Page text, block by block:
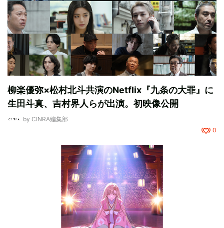
柳楽優弥×松村北斗共演のNetflix『九条の大罪』に
生田斗真、吉村界人らが出演。初映像公開
by CINRA編集部
0